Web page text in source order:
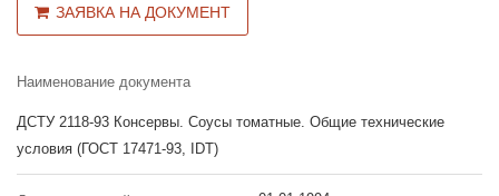
ЗАЯВКА НА ДОКУМЕНТ
Наименование документа
ДСТУ 2118-93 Консервы. Соусы томатные. Общие технические
условия (ГОСТ 17471-93, IDT)